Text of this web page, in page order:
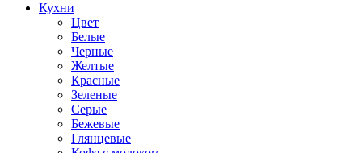
Кухни
Цвет
Белые
Черные
Желтые
Красные
Зеленые
Серые
Бежевые
Глянцевые